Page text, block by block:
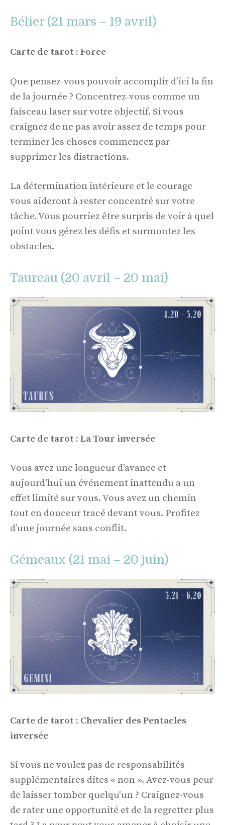
Bélier (21 mars – 19 avril)
Carte de tarot : Force
Que pensez-vous pouvoir accomplir d’ici la fin
de la journée ? Concentrez-vous comme un
faisceau laser sur votre objectif. Si vous
craignez de ne pas avoir assez de temps pour
terminer les choses commencez par
supprimer les distractions.
La détermination intérieure et le courage
vous aideront à rester concentré sur votre
tâche. Vous pourriez être surpris de voir à quel
point vous gérez les défis et surmontez les
obstacles.
Taureau (20 avril – 20 mai)
Carte de tarot : La Tour inversée
Vous avez une longueur d'avance et
aujourd'hui un événement inattendu a un
effet limité sur vous. Vous avez un chemin
tout en douceur tracé devant vous. Profitez
d’une journée sans conflit.
Gémeaux (21 mai – 20 juin)
Carte de tarot : Chevalier des Pentacles
inversée
Si vous ne voulez pas de responsabilités
supplémentaires dites « non ». Avez-vous peur
de laisser tomber quelqu'un ? Craignez-vous
de rater une opportunité et de la regretter plus